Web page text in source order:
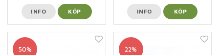
INFO KÖP INFO KÖP
50% 22%